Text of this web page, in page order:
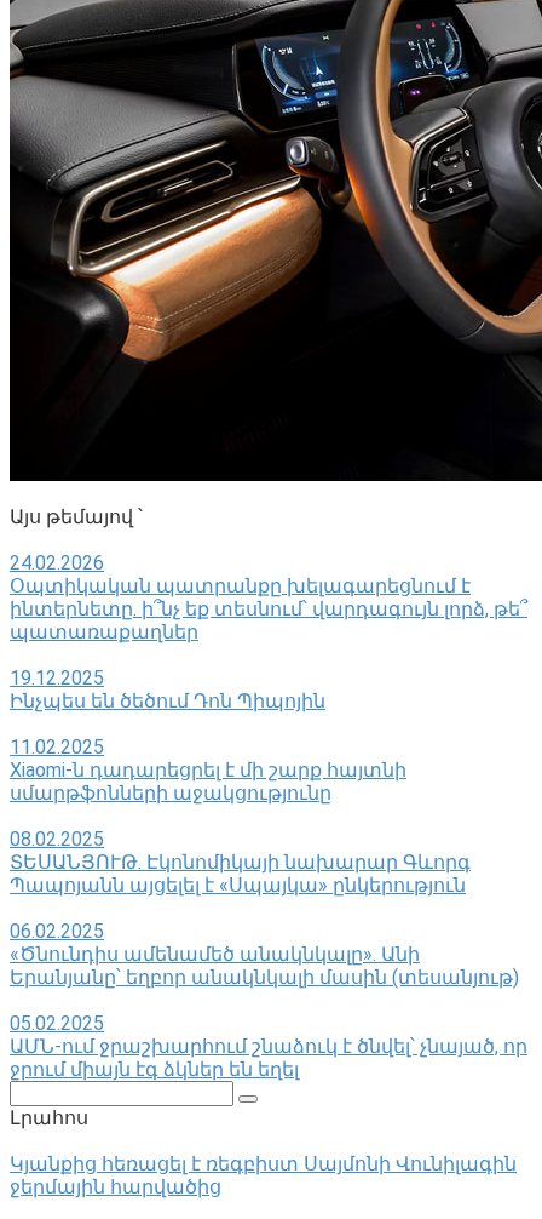
Այս թեմայով ՝
24.02.2026
Օպտիկական պատրանքը խելագարեցնում է
ինտերնետը. ի՞նչ եք տեսնում՝ վարդագույն լորձ, թե՞
պատառաքաղներ
19.12.2025
Ինչպես են ծեծում Դոն Պիպոյին
11.02.2025
Xiaomi-ն դադարեցրել է մի շարք հայտնի
սմարթֆոնների աջակցությունը
08.02.2025
ՏԵՍԱՆՅՈՒԹ. Էկոնոմիկայի նախարար Գևորգ
Պապոյանն այցելել է «Սպայկա» ընկերություն
06.02.2025
«Ծնունդիս ամենամեծ անակնկալը». Անի
Երանյանը՝ եղբոր անակնկալի մասին (տեսանյութ)
05.02.2025
ԱՄՆ-ում ջրաշխարհում շնաձուկ է ծնվել՝ չնայած, որ
ջրում միայն էգ ձկներ են եղել
Լրահոս
Կյանքից հեռացել է ռեգբիստ Սայմոնի Վունիլագին
ջերմային հարվածից